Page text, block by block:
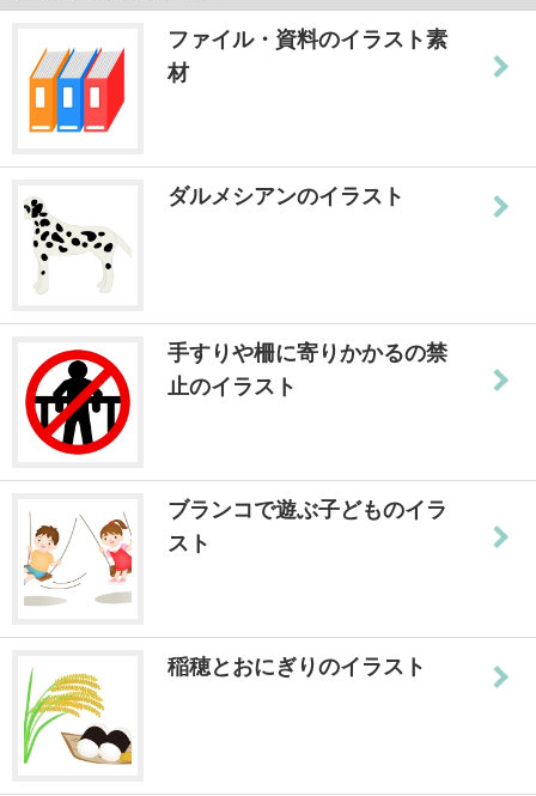
ファイル・資料のイラスト素
材
ダルメシアンのイラスト
手すりや柵に寄りかかるの禁
止のイラスト
ブランコで遊ぶ子どものイラ
スト
稲穂とおにぎりのイラスト